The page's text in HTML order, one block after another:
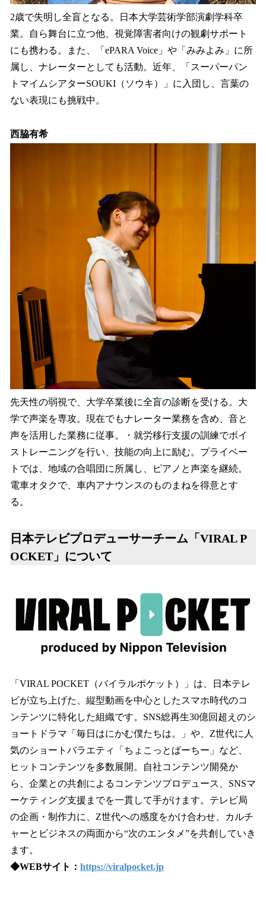
2歳で失明し全盲となる。日本大学芸術学部演劇学科卒
業。自ら舞台に立つ他、視覚障害者向けの観劇サポート
にも携わる。また、「ePARA Voice」や「みみよみ」に所
属し、ナレーターとしても活動。近年、「スーパーパン
トマイムシアターSOUKI（ソウキ）」に入団し、言葉の
ない表現にも挑戦中。
西脇有希
先天性の弱視で、大学卒業後に全盲の診断を受ける。大
学で声楽を専攻。現在でもナレーター業務を含め、音と
声を活用した業務に従事。・就労移行支援の訓練でボイ
ストレーニングを行い、技能の向上に励む。プライベー
トでは、地域の合唱団に所属し、ピアノと声楽を継続。
電車オタクで、車内アナウンスのものまねを得意とす
る。
日本テレビプロデューサーチーム「VIRAL P
OCKET」について
「VIRAL POCKET（バイラルポケット）」は、日本テレ
ビが立ち上げた、縦型動画を中心としたスマホ時代のコ
ンテンツに特化した組織です。SNS総再生30億回超えのシ
ョートドラマ「毎日はにかむ僕たちは。」や、Z世代に人
気のショートバラエティ「ちょこっとぱーちー」など、
ヒットコンテンツを多数展開。自社コンテンツ開発か
ら、企業との共創によるコンテンツプロデュース、SNSマ
ーケティング支援までを一貫して手がけます。テレビ局
の企画・制作力に、Z世代への感度をかけ合わせ、カルチ
ャーとビジネスの両面から“次のエンタメ”を共創していき
ます。
◆WEBサイト： https://viralpocket.jp